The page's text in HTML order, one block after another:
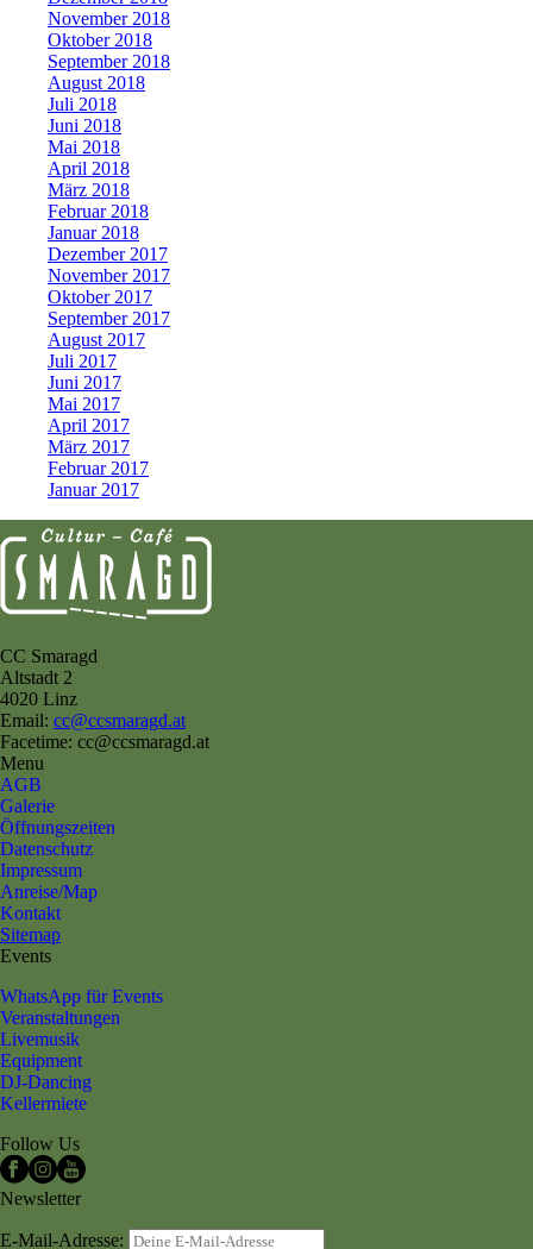
November 2018
Oktober 2018
September 2018
August 2018
Juli 2018
Juni 2018
Mai 2018
April 2018
März 2018
Februar 2018
Januar 2018
Dezember 2017
November 2017
Oktober 2017
September 2017
August 2017
Juli 2017
Juni 2017
Mai 2017
April 2017
März 2017
Februar 2017
Januar 2017
CC Smaragd
Altstadt 2
4020 Linz
Email: cc@ccsmaragd.at
Facetime: cc@ccsmaragd.at
Menu
AGB
Galerie
Öffnungszeiten
Datenschutz
Impressum
Anreise/Map
Kontakt
Sitemap
Events
WhatsApp für Events
Veranstaltungen
Livemusik
Equipment
DJ-Dancing
Kellermiete
Follow Us
Newsletter
E-Mail-Adresse: